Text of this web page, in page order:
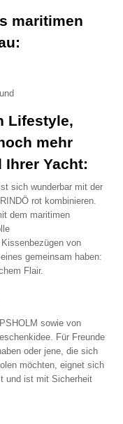
maritimen
Lifestyle,
mehr
Ihrer Yacht:
sich wunderbar mit der
rot kombinieren.
dem maritimen
von
gemeinsam haben:
Flair.
sowie von
Für Freunde
oder jene, die sich
möchten, eignet sich
und ist mit Sicherheit